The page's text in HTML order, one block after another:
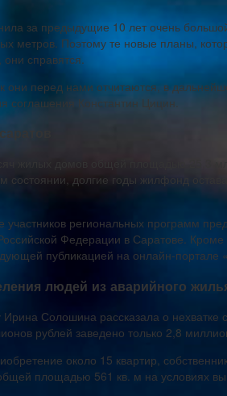
за предыдущие 10 лет очень
метров. Поэтому те новые планы,
справятся.
они перед нами отчитаются, в
Константин Цицин.
жилых домов общей площадью 25,3
долгие годы жилфонд
региональных программ
Федерации в Саратове. Кроме
публикацией на онлайн-портале
людей из аварийного
Солошина рассказала о нехватке
рублей заведено только 2,8
около 15 квартир,
площадью 561 кв. м на условиях